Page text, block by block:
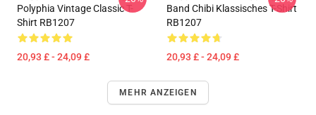
Polyphia Vintage Classic T-
Shirt RB1207
20,93 £ - 24,09 £
Band Chibi Klassisches T-Shirt
RB1207
20,93 £ - 24,09 £
MEHR ANZEIGEN